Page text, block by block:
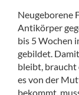
Neugeborene
Antikörper
bis 5 Wochen
gebildet.
bleibt, braucht
es von der
bekommt,